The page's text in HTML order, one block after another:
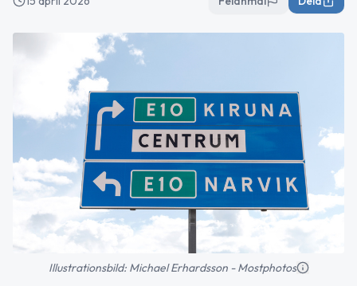
Illustrationsbild: Michael Erhardsson - Mostphotos